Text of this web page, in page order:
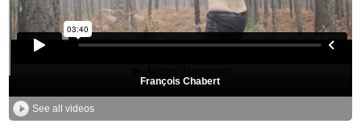
François Chabert
See all videos